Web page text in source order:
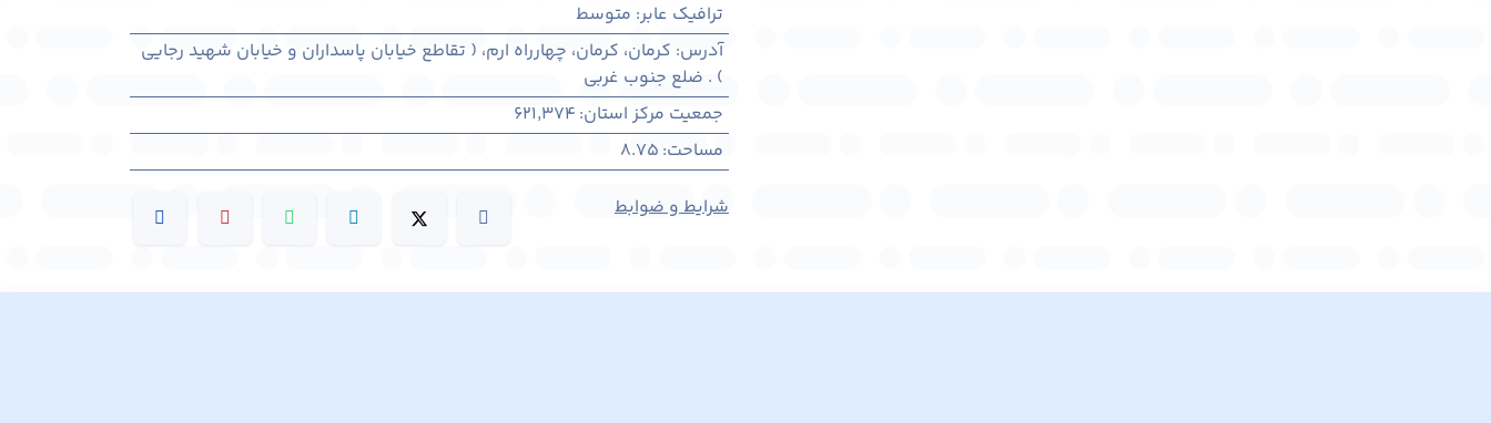
ترافیک عابر: متوسط
آدرس: کرمان، كرمان، چهارراه ارم، ( تقاطع خیابان پاسداران و خیابان شهید رجایی
) . ضلع جنوب غربی
جمعیت مرکز استان:
621,374
مساحت:
8.75
شرایط و ضوابط